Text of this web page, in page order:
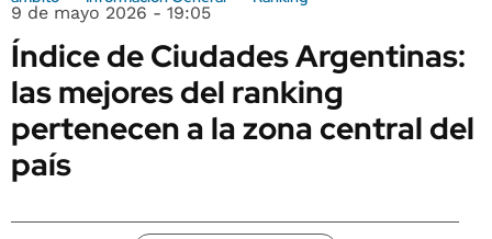
9 de mayo 2026 - 19:05
Índice de Ciudades Argentinas:
las mejores del ranking
pertenecen a la zona central del
país